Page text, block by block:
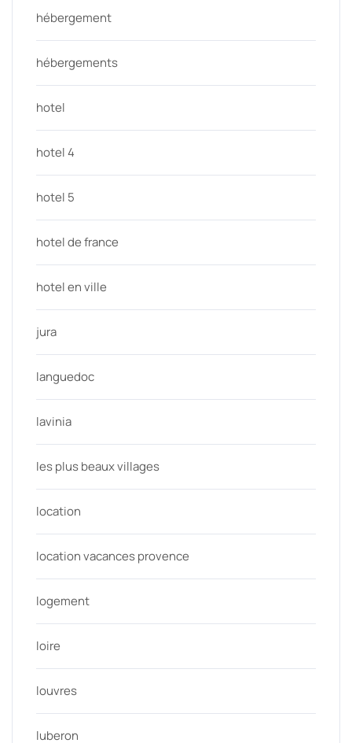
hébergement
hébergements
hotel
hotel 4
hotel 5
hotel de france
hotel en ville
jura
languedoc
lavinia
les plus beaux villages
location
location vacances provence
logement
loire
louvres
luberon